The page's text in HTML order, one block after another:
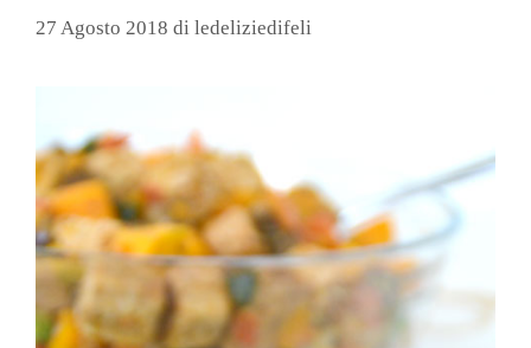
27 Agosto 2018 di ledeliziedifeli